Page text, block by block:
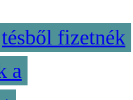
fizetnék
a